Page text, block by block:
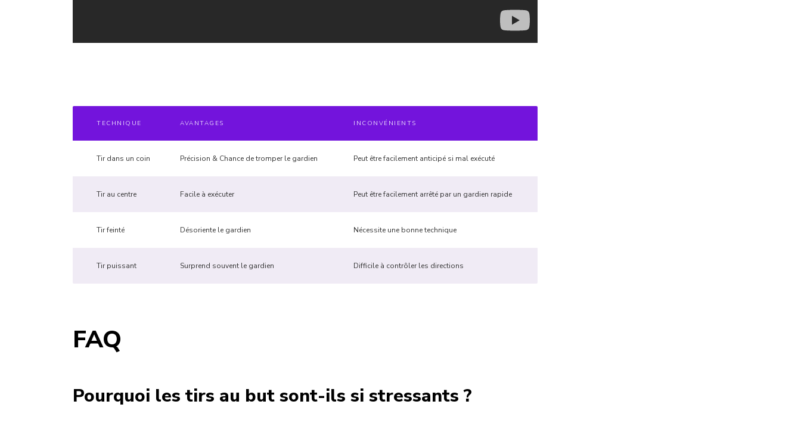
TECHNIQUE AVANTAGES INCONVÉNIENTS
Tir dans un coin Précision & Chance de tromper le gardien Peut être facilement anticipé si mal exécuté
Tir au centre Facile à exécuter Peut être facilement arrêté par un gardien rapide
Tir feinté Désoriente le gardien Nécessite une bonne technique
Tir puissant Surprend souvent le gardien Difficile à contrôler les directions
FAQ
Pourquoi les tirs au but sont-ils si stressants ?